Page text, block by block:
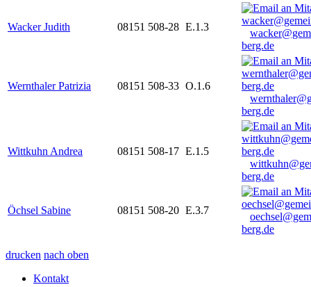
Wacker Judith 08151 508-28 E.1.3
berg.de
Wernthaler Patrizia 08151 508-33 O.1.6
berg.de
Wittkuhn Andrea 08151 508-17 E.1.5
berg.de
Öchsel Sabine 08151 508-20 E.3.7
berg.de
drucken nach oben
Kontakt